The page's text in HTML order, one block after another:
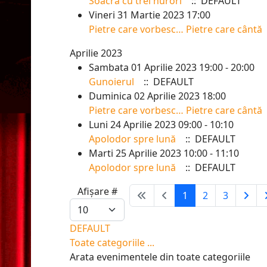
Vineri 31 Martie 2023 17:00
Pietre care vorbesc… Pietre care cântă
Aprilie 2023
Sambata 01 Aprilie 2023 19:00 - 20:00
Gunoierul
:: DEFAULT
Duminica 02 Aprilie 2023 18:00
Pietre care vorbesc… Pietre care cântă
Luni 24 Aprilie 2023 09:00 - 10:10
Apolodor spre lună
:: DEFAULT
Marti 25 Aprilie 2023 10:00 - 11:10
Apolodor spre lună
:: DEFAULT
Pagination List Limit
Afișare # 1 2 3
DEFAULT
Toate categoriile ...
Arata evenimentele din toate categoriile